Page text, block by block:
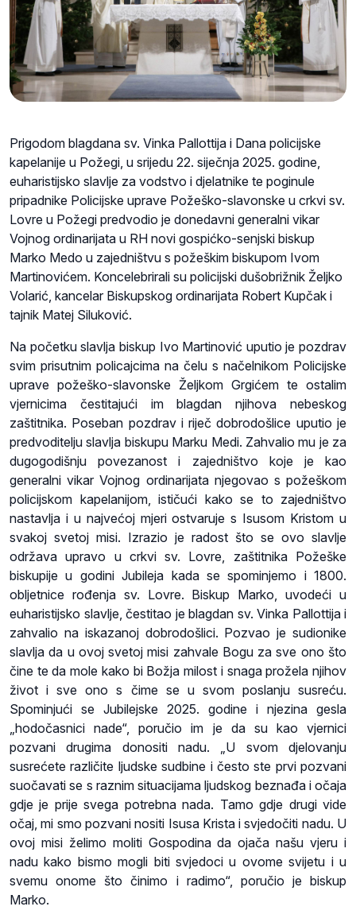
Prigodom blagdana sv. Vinka Pallottija i Dana policijske
kapelanije u Požegi, u srijedu 22. siječnja 2025. godine,
euharistijsko slavlje za vodstvo i djelatnike te poginule
pripadnike Policijske uprave Požeško-slavonske u crkvi sv.
Lovre u Požegi predvodio je donedavni generalni vikar
Vojnog ordinarijata u RH novi gospićko-senjski biskup
Marko Medo u zajedništvu s požeškim biskupom Ivom
Martinovićem. Koncelebrirali su policijski dušobrižnik Željko
Volarić, kancelar Biskupskog ordinarijata Robert Kupčak i
tajnik Matej Siluković.
Na početku slavlja biskup Ivo Martinović uputio je pozdrav
svim prisutnim policajcima na čelu s načelnikom Policijske
uprave požeško-slavonske Željkom Grgićem te ostalim
vjernicima čestitajući im blagdan njihova nebeskog
zaštitnika. Poseban pozdrav i riječ dobrodošlice uputio je
predvoditelju slavlja biskupu Marku Medi. Zahvalio mu je za
dugogodišnju povezanost i zajedništvo koje je kao
generalni vikar Vojnog ordinarijata njegovao s požeškom
policijskom kapelanijom, ističući kako se to zajedništvo
nastavlja i u najvećoj mjeri ostvaruje s Isusom Kristom u
svakoj svetoj misi. Izrazio je radost što se ovo slavlje
održava upravo u crkvi sv. Lovre, zaštitnika Požeške
biskupije u godini Jubileja kada se spominjemo i 1800.
obljetnice rođenja sv. Lovre. Biskup Marko, uvodeći u
euharistijsko slavlje, čestitao je blagdan sv. Vinka Pallottija i
zahvalio na iskazanoj dobrodošlici. Pozvao je sudionike
slavlja da u ovoj svetoj misi zahvale Bogu za sve ono što
čine te da mole kako bi Božja milost i snaga prožela njihov
život i sve ono s čime se u svom poslanju susreću.
Spominjući se Jubilejske 2025. godine i njezina gesla
„hodočasnici nade“, poručio im je da su kao vjernici
pozvani drugima donositi nadu. „U svom djelovanju
susrećete različite ljudske sudbine i često ste prvi pozvani
suočavati se s raznim situacijama ljudskog beznađa i očaja
gdje je prije svega potrebna nada. Tamo gdje drugi vide
očaj, mi smo pozvani nositi Isusa Krista i svjedočiti nadu. U
ovoj misi želimo moliti Gospodina da ojača našu vjeru i
nadu kako bismo mogli biti svjedoci u ovome svijetu i u
svemu onome što činimo i radimo“, poručio je biskup
Marko.